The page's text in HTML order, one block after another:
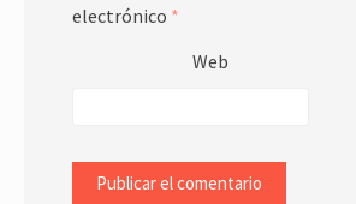
electrónico *
Web